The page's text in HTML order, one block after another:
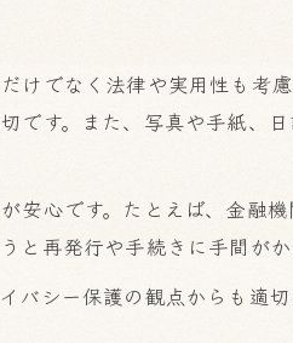
けでなく法律や実用性も考
です。また、写真や手紙、
安心です。たとえば、金融
再発行や手続きに手間が
バシー保護の観点からも適